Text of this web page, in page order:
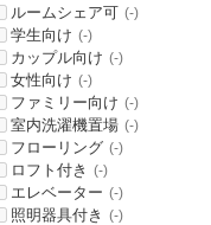
ルームシェア可 (-)
学生向け (-)
カップル向け (-)
女性向け (-)
ファミリー向け (-)
室内洗濯機置場 (-)
フローリング (-)
ロフト付き (-)
エレベーター (-)
照明器具付き (-)